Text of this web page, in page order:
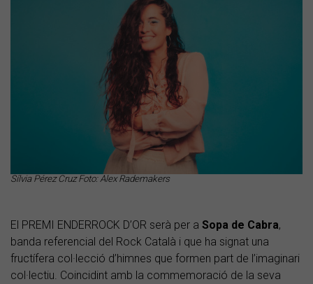
Sílvia Pérez Cruz Foto: Alex Rademakers
El PREMI ENDERROCK D’OR serà per a Sopa de Cabra,
banda referencial del Rock Català i que ha signat una
fructífera col·lecció d’himnes que formen part de l’imaginari
col·lectiu. Coincidint amb la commemoració de la seva